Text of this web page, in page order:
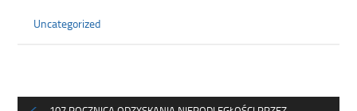
Uncategorized